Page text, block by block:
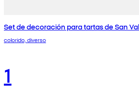
Set de decoración para tartas de San
colorido, diverso
1